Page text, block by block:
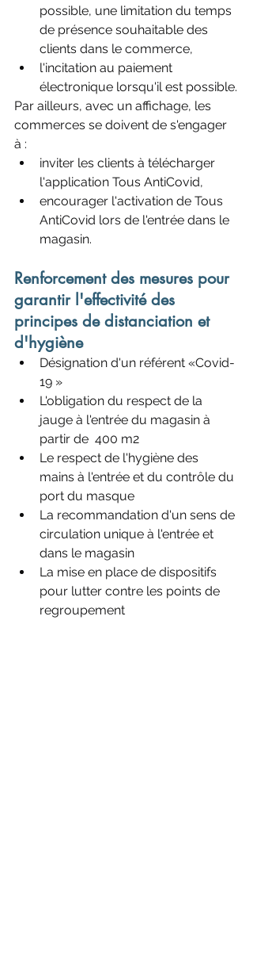
possible, une limitation du temps
de présence souhaitable des
clients dans le commerce,
l'incitation au paiement
électronique lorsqu'il est possible.
Par ailleurs, avec un affichage, les
commerces se doivent de s'engager
à :
inviter les clients à télécharger
l'application Tous AntiCovid,
encourager l'activation de Tous
AntiCovid lors de l'entrée dans le
magasin.
Renforcement des mesures pour
garantir l'effectivité des
principes de distanciation et
d'hygiène
Désignation d'un référent «Covid-
19 »
L'obligation du respect de la
jauge à l'entrée du magasin à
partir de  400 m2
Le respect de l'hygiène des
mains à l'entrée et du contrôle du
port du masque
La recommandation d'un sens de
circulation unique à l'entrée et
dans le magasin
La mise en place de dispositifs
pour lutter contre les points de
regroupement